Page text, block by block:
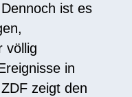
ist es
völlig
in
zeigt den